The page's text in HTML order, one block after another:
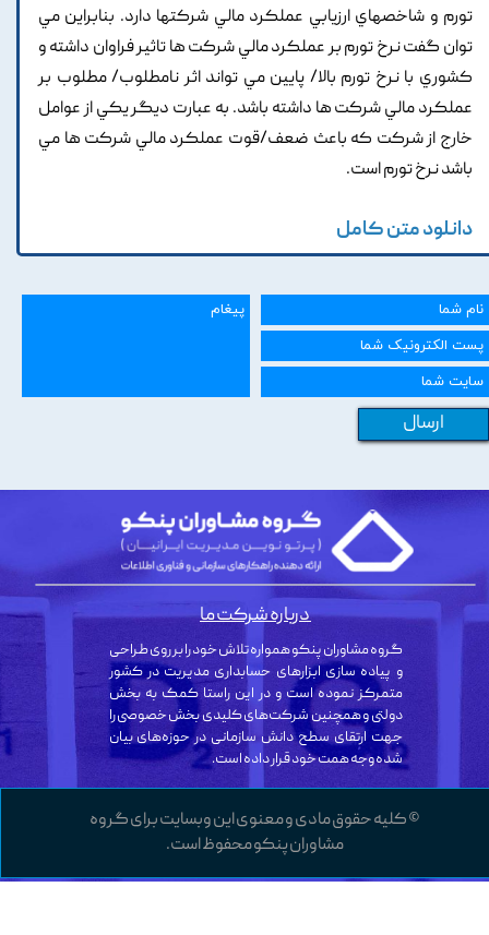
تورم و شاخصهاي ارزيابي عملکرد مالي شرکتها دارد. بنابراين مي
توان گفت نرخ تورم بر عملکرد مالي شرکت ها تاثير فراوان داشته و
کشوري با نرخ تورم بالا/ پايين مي تواند اثر نامطلوب/ مطلوب بر
عملکرد مالي شرکت ها داشته باشد. به عبارت ديگر يکي از عوامل
خارج از شرکت که باعث ضعف/قوت عملکرد مالي شرکت ها مي
باشد نرخ تورم است.
دانلود متن کامل
ارسال
© کلیه حقوق مادی و معنوی این وبسایت برای گروه
مشاوران پنکو محفوظ است.
گروه مشاوران پنکو همواره تلاش خود را بر روی طراحی
و پیاده سازی ابزارهای حسابداری مدیریت در کشور
متمرکز نموده است و در این راستا کمک به بخش
دولتی و همچنین شرکت‌های کلیدی بخش خصوصی را
جهت ارتقای سطح دانش سازمانی در حوزه‌های بیان
شده وجه همت خود قرار داده است.
درباره شرکت ما